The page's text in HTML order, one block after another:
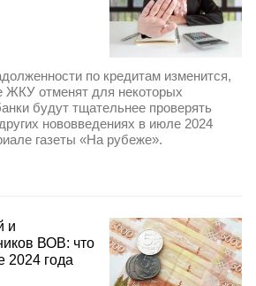
по кредитам изменится,
ЖКУ отменят для некоторых
будут тщательнее проверять
нововведениях в июле 2024
газеты «На рубеже».
и
ВОВ: что
2024 года